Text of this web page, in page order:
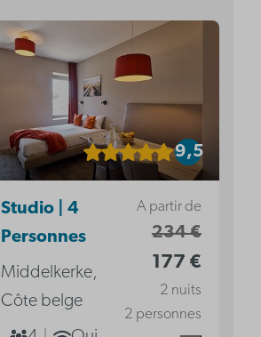
9,5
A partir de
234 €
177 €
2 nuits
2 personnes
Studio | 4
Personnes
Middelkerke,
Côte belge